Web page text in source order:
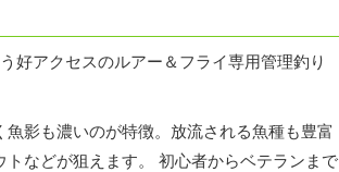
好アクセスのルアー＆フライ専用管理釣り
影も濃いのが特徴。放流される魚種も豊富
などが狙えます。 初心者からベテランまで